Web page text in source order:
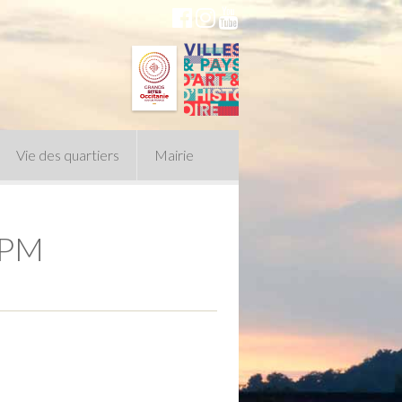
Vie des quartiers Mairie
Conseil Municipal
politique